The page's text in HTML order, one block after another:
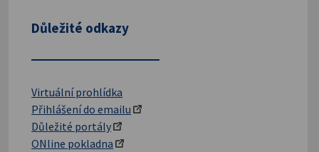
Důležité odkazy
Virtuální prohlídka
Přihlášení do emailu
Důležité portály
ONline pokladna